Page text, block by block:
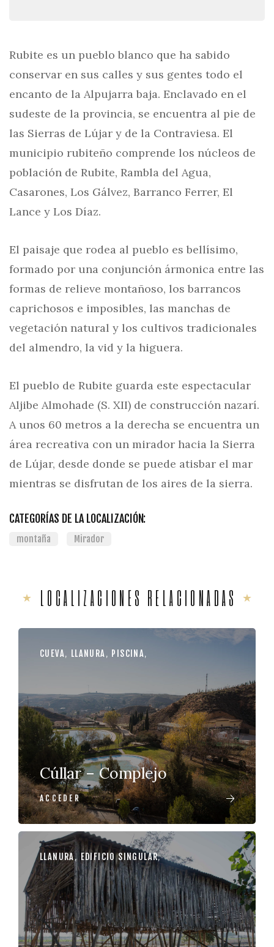
Rubite es un pueblo blanco que ha sabido
conservar en sus calles y sus gentes todo el
encanto de la Alpujarra baja. Enclavado en el
sudeste de la provincia, se encuentra al pie de
las Sierras de Lújar y de la Contraviesa. El
municipio rubiteño comprende los núcleos de
población de Rubite, Rambla del Agua,
Casarones, Los Gálvez, Barranco Ferrer, El
Lance y Los Díaz.
El paisaje que rodea al pueblo es bellísimo,
formado por una conjunción ármonica entre las
formas de relieve montañoso, los barrancos
caprichosos e imposibles, las manchas de
vegetación natural y los cultivos tradicionales
del almendro, la vid y la higuera.
El pueblo de Rubite guarda este espectacular
Aljibe Almohade (S. XII) de construcción nazarí.
A unos 60 metros a la derecha se encuentra un
área recreativa con un mirador hacia la Sierra
de Lújar, desde donde se puede atisbar el mar
mientras se disfrutan de los aires de la sierra.
CATEGORÍAS DE LA LOCALIZACIÓN:
montaña Mirador
LOCALIZACIONES RELACIONADAS
CUEVA, LLANURA, PISCINA,
Cúllar – Complejo
ACCEDER
LLANURA, EDIFICIO SINGULAR,